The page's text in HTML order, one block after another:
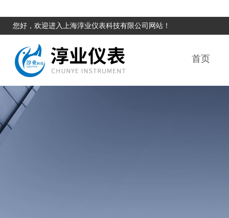
您好，欢迎进入上海淳业仪表科技有限公司网站！
首页